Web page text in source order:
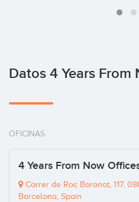
Datos 4 Years From
OFICINAS
4 Years From Now
Carrer de Roc Boronat, 117,
Barcelona, Spain